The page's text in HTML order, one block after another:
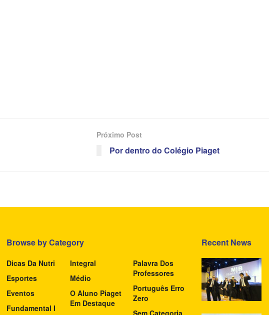
Próximo Post
Por dentro do Colégio Piaget
Browse by Category
Dicas Da Nutri
Esportes
Eventos
Fundamental I
Integral
Médio
O Aluno Piaget
Em Destaque
Palavra Dos
Professores
Português Erro
Zero
Sem Categoria
Recent News